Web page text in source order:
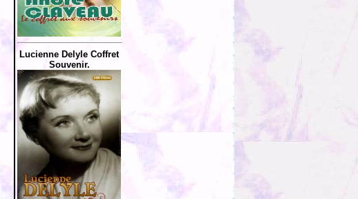
Lucienne Delyle Coffret
Souvenir.